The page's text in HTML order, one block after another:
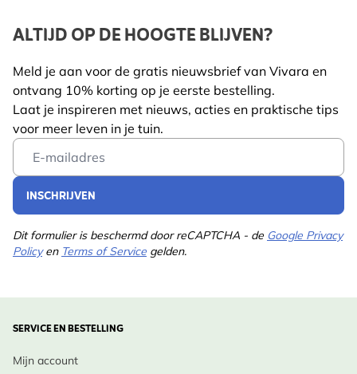
ALTIJD OP DE HOOGTE BLIJVEN?
Meld je aan voor de gratis nieuwsbrief van Vivara en
ontvang 10% korting op je eerste bestelling.
Laat je inspireren met nieuws, acties en praktische tips
voor meer leven in je tuin.
Email Address
INSCHRIJVEN
Dit formulier is beschermd door reCAPTCHA - de Google Privacy
Policyen Terms of Service gelden.
SERVICE EN BESTELLING
Mijn account